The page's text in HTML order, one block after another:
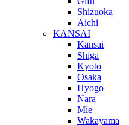
Shizuoka
Aichi
KANSAI
Kansai
Shiga
Kyoto
Osaka
Hyogo
Nara
Mie
Wakayama